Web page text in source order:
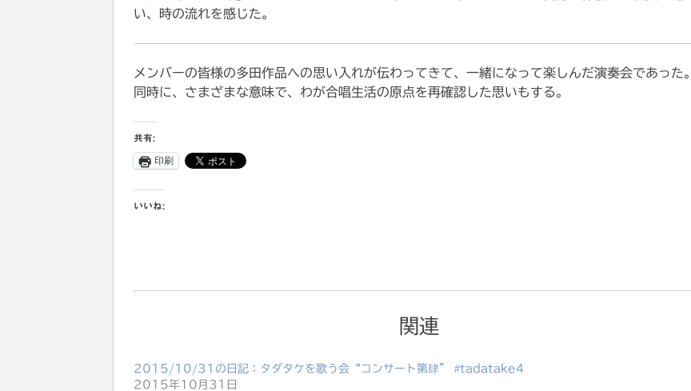
い、時の流れを感じた。
メンバーの皆様の多田作品への思い入れが伝わってきて、一緒になって楽しんだ演奏会であった。
同時に、さまざまな意味で、わが合唱生活の原点を再確認した思いもする。
共有:
印刷
いいね:
関連
2015/10/31の日記：タダタケを歌う会“コンサート第肆” #tadatake4
2015年10月31日